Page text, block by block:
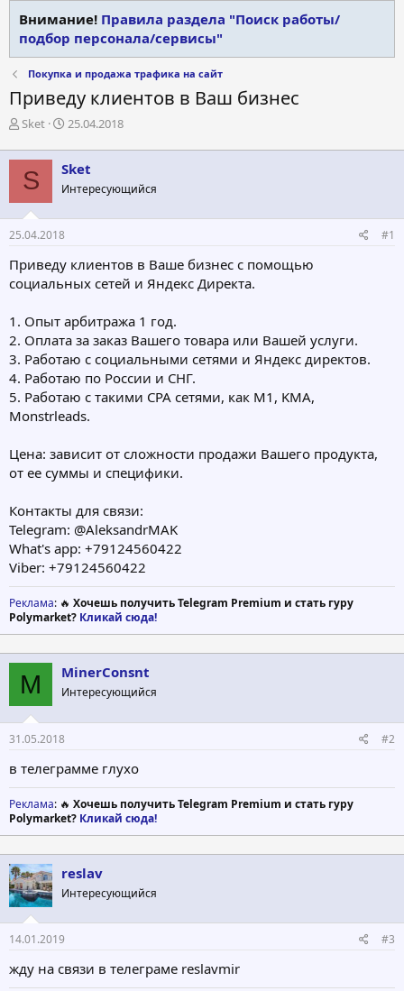
Внимание! Правила раздела "Поиск работы/
подбор персонала/сервисы"
Покупка и продажа трафика на сайт
Приведу клиентов в Ваш бизнес
А
т
о
р
т
е
м
Sket
Д
т
а
н
ч
а
25.04.2018
S Sket
Интересующийся
25.04.2018 #1
Приведу клиентов в Ваше бизнес с помощью
социальных сетей и Яндекс Директа.
1. Опыт арбитража 1 год.
2. Оплата за заказ Вашего товара или Вашей услуги.
3. Работаю с социальными сетями и Яндекс директов.
4. Работаю по России и СНГ.
5. Работаю с такими CPA сетями, как M1, KMA,
Monstrleads.
Цена: зависит от сложности продажи Вашего продукта,
от ее суммы и специфики.
Контакты для связи:
Telegram: @AleksandrMAK
What's app: +79124560422
Viber: +79124560422
Реклама: 🔥 Хочешь получить Telegram Premium и стать гуру
Polymarket? Кликай сюда!
M MinerConsnt
Интересующийся
31.05.2018 #2
в телеграмме глухо
Реклама: 🔥 Хочешь получить Telegram Premium и стать гуру
Polymarket? Кликай сюда!
reslav
Интересующийся
14.01.2019 #3
жду на связи в телеграме reslavmir